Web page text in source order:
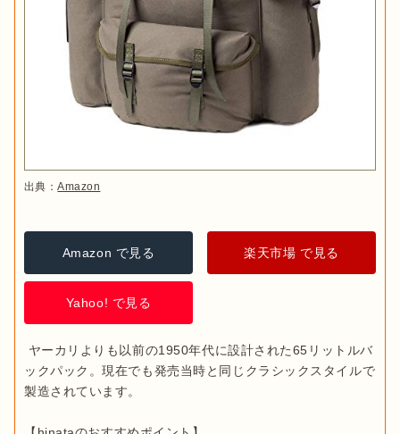
出典：Amazon
Amazon で見る 楽天市場 で見る
Yahoo! で見る
ックパック。現在でも発売当時と同じクラシックスタイルで
製造されています。